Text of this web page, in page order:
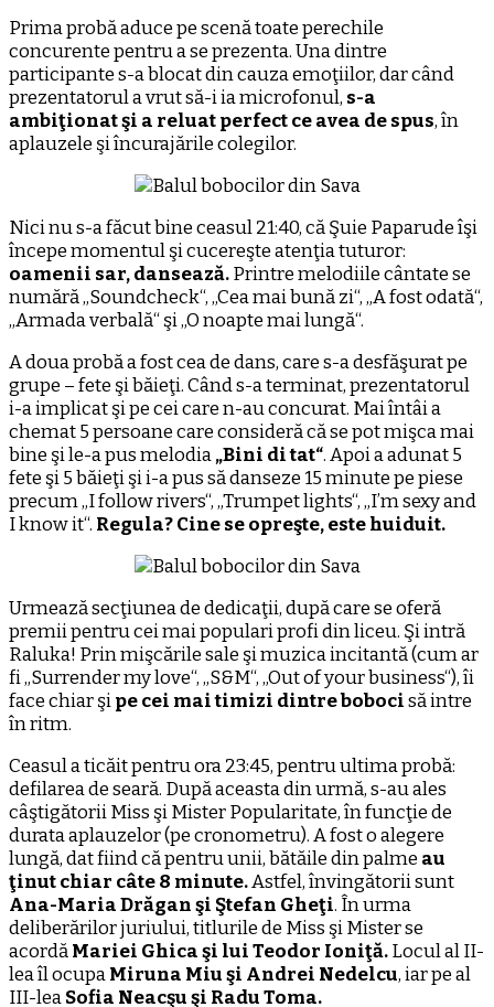
Prima probă aduce pe scenă toate perechile
concurente pentru a se prezenta. Una dintre
participante s-a blocat din cauza emoţiilor, dar când
prezentatorul a vrut să-i ia microfonul, s-a
ambiţionat şi a reluat perfect ce avea de spus, în
aplauzele şi încurajările colegilor.
Nici nu s-a făcut bine ceasul 21:40, că Şuie Paparude îşi
începe momentul şi cucereşte atenţia tuturor:
oamenii sar, dansează.Printre melodiile cântate se
numără „Soundcheck“, „Cea mai bună zi“, „A fost odată“,
„Armada verbală“ şi „O noapte mai lungă“.
A doua probă a fost cea de dans, care s-a desfăşurat pe
grupe – fete şi băieţi. Când s-a terminat, prezentatorul
i-a implicat şi pe cei care n-au concurat. Mai întâi a
chemat 5 persoane care consideră că se pot mişca mai
bine şi le-a pus melodia„Bini di tat“. Apoi a adunat 5
fete şi 5 băieţi şi i-a pus să danseze 15 minute pe piese
precum „I follow rivers“, „Trumpet lights“, „I’m sexy and
I know it“. Regula? Cine se opreşte, este huiduit.
Urmează secţiunea de dedicaţii, după care se oferă
premii pentru cei mai populari profi din liceu. Şi intră
Raluka! Prin mişcările sale şi muzica incitantă (cum ar
fi „Surrender my love“, „S&M“, „Out of your business“), îi
face chiar şipe cei mai timizi dintre bobocisă intre
în ritm.
Ceasul a ticăit pentru ora 23:45, pentru ultima probă:
defilarea de seară. După aceasta din urmă, s-au ales
câştigătorii Miss şi Mister Popularitate, în funcţie de
durata aplauzelor (pe cronometru). A fost o alegere
lungă, dat fiind că pentru unii, bătăile din palme au
ţinut chiar câte 8 minute.Astfel, învingătorii sunt
Ana-Maria Drăgan şi Ştefan Gheţi. În urma
deliberărilor juriului, titlurile de Miss şi Mister se
acordăMariei Ghica şi lui Teodor Ioniţă.Locul al II-
lea îl ocupaMiruna Miu şi Andrei Nedelcu, iar pe al
III-leaSofia Neacşu şi Radu Toma.